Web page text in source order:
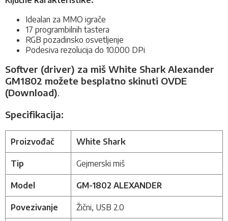
Idealan za MMO igrače
17 programbilnih tastera
RGB pozadinsko osvetljenje
Podesiva rezolucija do 10.000 DPi
Softver (driver) za miš White Shark Alexander
GM1802 možete besplatno skinuti OVDE
(Download).
Specifikacija:
Proizvođač White Shark
Tip Gejmerski miš
Model GM-1802 ALEXANDER
Povezivanje Žični, USB 2.0